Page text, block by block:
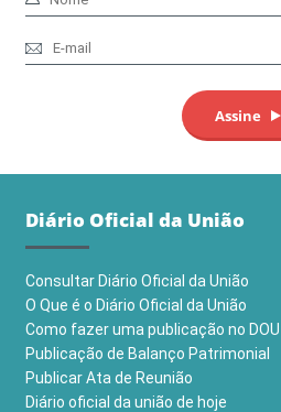
Diário Oficial da União
Consultar Diário Oficial da União
O Que é o Diário Oficial da União
Como fazer uma publicação no DOU
Publicação de Balanço Patrimonial
Publicar Ata de Reunião
Diário oficial da união de hoje